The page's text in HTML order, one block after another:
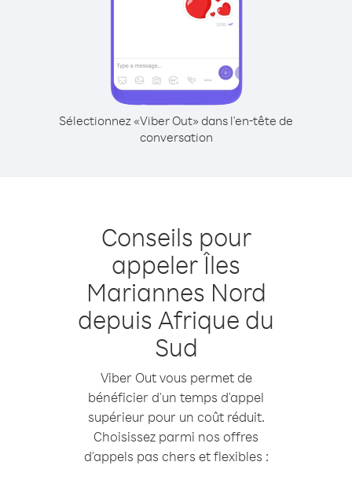
Sélectionnez «Viber Out» dans l'en-tête de
conversation
Conseils pour
appeler Îles
Mariannes Nord
depuis Afrique du
Sud
Viber Out vous permet de
bénéficier d'un temps d'appel
supérieur pour un coût réduit.
Choisissez parmi nos offres
d'appels pas chers et flexibles :